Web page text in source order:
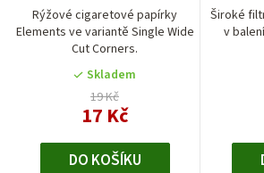
Rýžové cigaretové papírky
Elements ve variantě Single Wide
Cut Corners.
Skladem
19 Kč
17 Kč
DO KOŠÍKU
Široké
v